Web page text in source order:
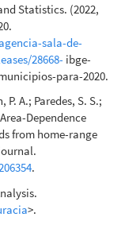
Statistics. (2022,
sala-de-
28668- ibge-
para-2020.
A.; Paredes, S. S.;
Dependence
from home-range
.
>.